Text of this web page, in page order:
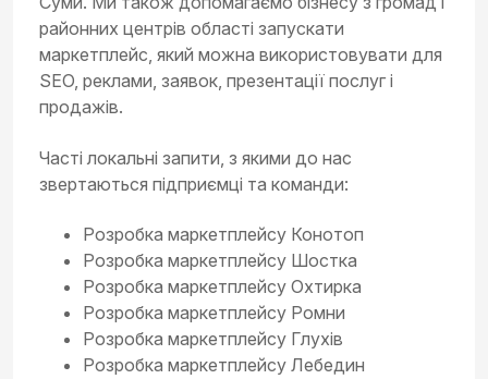
районних центрів області запускати
маркетплейс, який можна використовувати для
SEO, реклами, заявок, презентації послуг і
продажів.
Часті локальні запити, з якими до нас
звертаються підприємці та команди:
Розробка маркетплейсу Конотоп
Розробка маркетплейсу Шостка
Розробка маркетплейсу Охтирка
Розробка маркетплейсу Ромни
Розробка маркетплейсу Глухів
Розробка маркетплейсу Лебедин